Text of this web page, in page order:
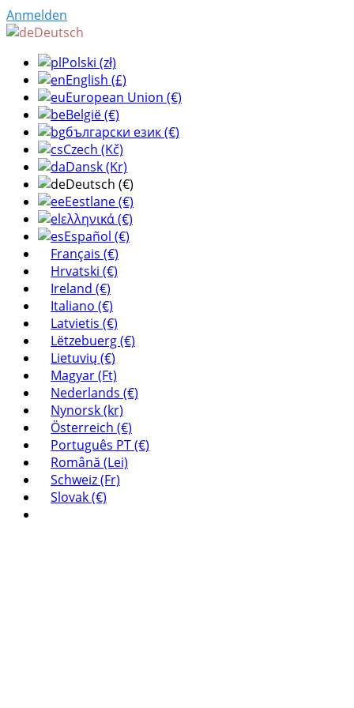
Anmelden
Deutsch
Polski (zł)
English (£)
European Union (€)
België (€)
български език (€)
Czech (Kč)
Dansk (Kr)
Deutsch (€)
Eestlane (€)
ελληνικά (€)
Español (€)
Français (€)
Hrvatski (€)
Ireland (€)
Italiano (€)
Latvietis (€)
Lëtzebuerg (€)
Lietuvių (€)
Magyar (Ft)
Nederlands (€)
Nynorsk (kr)
Österreich (€)
Português PT (€)
Română (Lei)
Schweiz (Fr)
Slovak (€)